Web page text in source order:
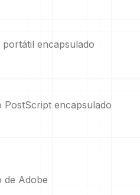
encapsulado
PostScript encapsulado
de Adobe